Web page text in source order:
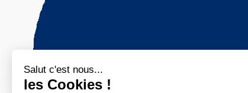
Salut c'est nous...
les Cookies !